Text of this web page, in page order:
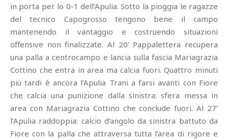
in porta per lo 0-1 dell’Apulia. Sotto la pioggia le ragazze
del tecnico Capogrosso tengono bene il campo
mantenendo il vantaggio e costruendo situazioni
offensive non finalizzate. Al 20’ Pappalettera recupera
una palla a centrocampo e lancia sulla fascia Mariagrazia
Cottino che entra in area ma calcia fuori. Quattro minuti
più tardi è ancora l’Apulia Trani a farsi avanti con Fiore
che calcia una punizione dalla sinistra: sfera messa in
area con Mariagrazia Cottino che conclude fuori. Al 27’
l’Apulia raddoppia: calcio d’angolo da sinistra battuto da
Fiore con la palla che attraversa tutta l’area di rigore e